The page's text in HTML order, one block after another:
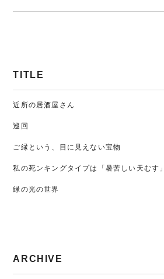
TITLE
近所の居酒屋さん
巡回
ご縁という、目に見えない宝物
私の死ンキングタイプは「暑苦しい天むす」
緑の光の世界
ARCHIVE